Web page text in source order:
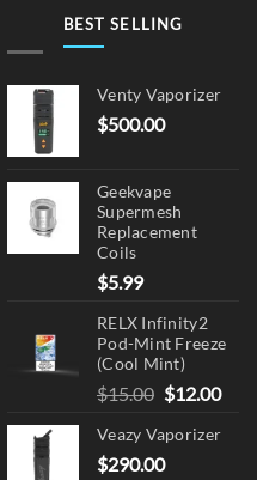
BEST SELLING
Venty Vaporizer
$500.00
Geekvape
Supermesh
Replacement
Coils
$5.99
RELX Infinity2
Pod-Mint Freeze
(Cool Mint)
$15.00 Original
was:
$15.00.
$12.00
Veazy Vaporizer
$290.00